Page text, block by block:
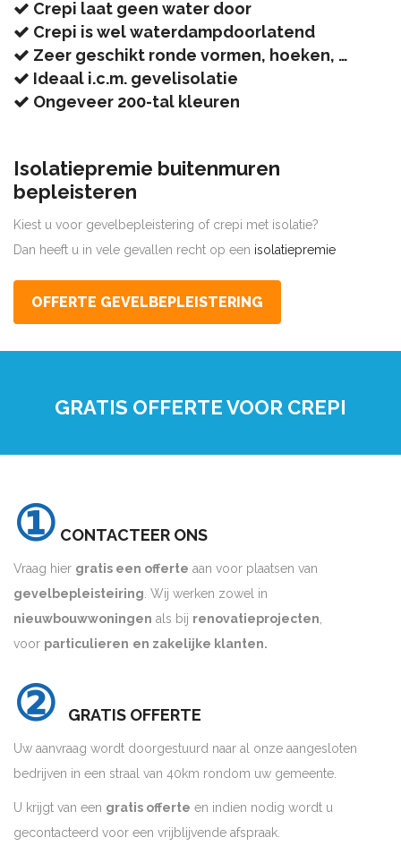
Crepi laat geen water door
Crepi is wel waterdampdoorlatend
Zeer geschikt ronde vormen, hoeken, …
Ideaal i.c.m. gevelisolatie
Ongeveer 200-tal kleuren
Isolatiepremie buitenmuren
bepleisteren
Kiest u voor gevelbepleistering of crepi met isolatie?
Dan heeft u in vele gevallen recht op een isolatiepremie
OFFERTE GEVELBEPLEISTERING
GRATIS OFFERTE VOOR CREPI
① CONTACTEER ONS
Vraag hier gratis een offerte aan voor plaatsen van
gevelbepleisteiring. Wij werken zowel in
nieuwbouwwoningen als bij renovatieprojecten,
voor particulieren en zakelijke klanten.
② GRATIS OFFERTE
Uw aanvraag wordt doorgestuurd naar al onze aangesloten
bedrijven in een straal van 40km rondom uw gemeente.
U krijgt van een gratis offerte en indien nodig wordt u
gecontacteerd voor een vrijblijvende afspraak.